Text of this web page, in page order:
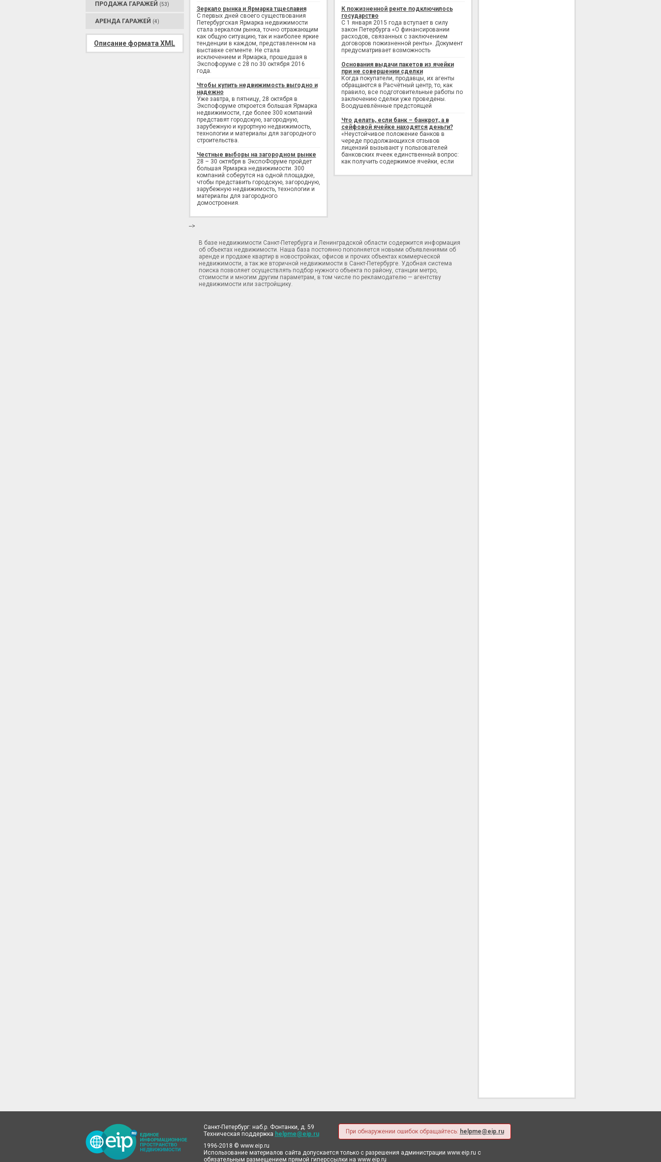
ПРОДАЖА ГАРАЖЕЙ (53)
АРЕНДА ГАРАЖЕЙ (4)
Описание формата XML
Зеркало рынка и Ярмарка тщеславия
С первых дней своего существования
Петербургская Ярмарка недвижимости
стала зеркалом рынка, точно отражающим
как общую ситуацию, так и наиболее яркие
тенденции в каждом, представленном на
выставке сегменте. Не стала
исключением и Ярмарка, прошедшая в
Экспофоруме с 28 по 30 октября 2016
года.
Чтобы купить недвижимость выгодно и
надежно
Уже завтра, в пятницу, 28 октября в
Экспофоруме откроется большая Ярмарка
недвижимости, где более 300 компаний
представят городскую, загородную,
зарубежную и курортную недвижимость,
технологии и материалы для загородного
строительства.
Честные выборы на загородном рынке
28 – 30 октября в ЭкспоФоруме пройдет
большая Ярмарка недвижимости. 300
компаний соберутся на одной площадке,
чтобы представить городскую, загородную,
зарубежную недвижимость, технологии и
материалы для загородного
домостроения.
К пожизненной ренте подключилось
государство
С 1 января 2015 года вступает в силу
закон Петербурга «О финансировании
расходов, связанных с заключением
договоров пожизненной ренты». Документ
предусматривает возможность
Основания выдачи пакетов из ячейки
при не совершении сделки
Когда покупатели, продавцы, их агенты
обращаются в Расчётный центр, то, как
правило, все подготовительные работы по
заключению сделки уже проведены.
Воодушевлённые предстоящей
Что делать, если банк – банкрот, а в
сейфовой ячейке находятся деньги?
«Неустойчивое положение банков в
череде продолжающихся отзывов
лицензий вызывают у пользователей
банковских ячеек единственный вопрос:
как получить содержимое ячейки, если
-->
В базе недвижимости Санкт-Петербурга и Ленинградской области содержится информация
об объектах недвижимости. Наша база постоянно пополняется новыми объявлениями об
аренде и продаже квартир в новостройках, офисов и прочих объектах коммерческой
недвижимости, а так же вторичной недвижимости в Санкт-Петербурге. Удобная система
поиска позволяет осуществлять подбор нужного объекта по району, станции метро,
стоимости и многим другим параметрам, в том числе по рекламодателю — агентству
недвижимости или застройщику.
При обнаружении ошибок обращайтесь: helpme@eip.ru
Санкт-Петербург: наб.р. Фонтанки, д. 59
Техническая поддержка helpme@eip.ru
1996-2018 © www.eip.ru
Использование материалов сайта допускается только с разрешения администрации www.eip.ru с
обязательным размещением прямой гиперссылки на www.eip.ru